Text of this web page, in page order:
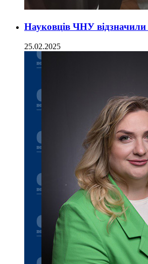
Науковців ЧНУ
25.02.2025